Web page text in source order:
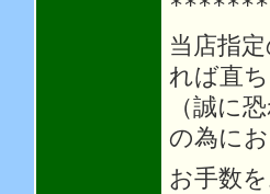
当店指
れば直
（誠に
の為に
お手数